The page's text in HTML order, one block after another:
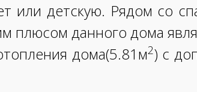
или детскую. Рядом со
данного дома
дома(5.81м2) с